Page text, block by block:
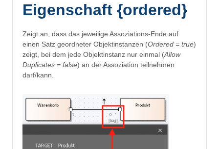
Eigenschaft {ordered}
Zeigt an, dass das jeweilige Assoziations-Ende auf
einen Satz geordneter Objektinstanzen (Ordered = true)
zeigt, bei dem jede Objektinstanz nur einmal (Allow
Duplicates = false) an der Assoziation teilnehmen
darf/kann.